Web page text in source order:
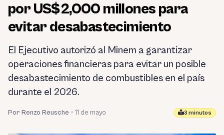
por US$2,000 millones para
evitar desabastecimiento
El Ejecutivo autorizó al Minem a garantizar
operaciones financieras para evitar un posible
desabastecimiento de combustibles en el país
durante el 2026.
Por Renzo Reusche • 11 de mayo 3 minutos